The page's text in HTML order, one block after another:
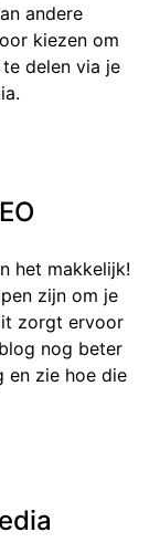
het makkelijk!
zijn om je
zorgt ervoor
nog beter
en zie hoe die
andere
kiezen om
delen via je